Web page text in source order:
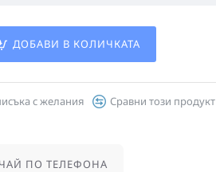
ДОБАВИ В КОЛИЧКАТА
с желания Сравни този продукт
ПО ТЕЛЕФОНА